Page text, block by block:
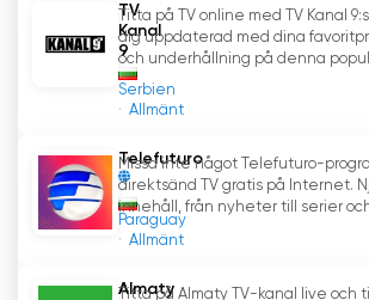
TV
Kanal
9
Serbien
Allmänt
Titta på TV online med TV Kanal
dig uppdaterad med dina
och underhållning på denna
Telefuturo
Paraguay
Allmänt
Missa inte något Telefuturo-
direktsänd TV gratis på Internet.
innehåll, från nyheter till serier
Almaty
Titta på Almaty TV-kanal live och